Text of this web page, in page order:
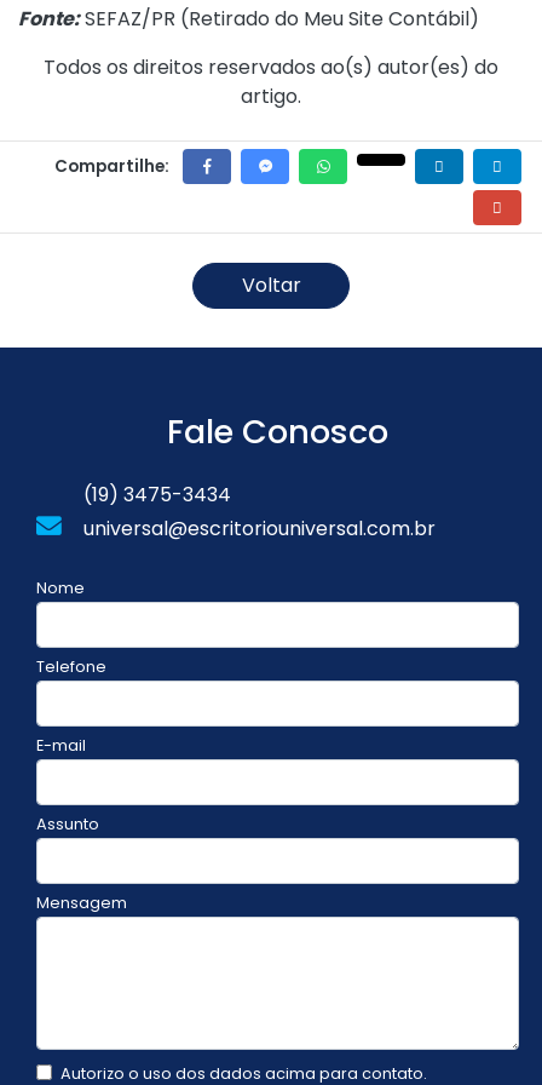
Fonte:SEFAZ/PR (Retirado do Meu Site Contábil)
Todos os direitos reservados ao(s) autor(es) do
artigo.
Compartilhe:
Voltar
Fale Conosco
(19) 3475-3434
universal@escritoriouniversal.com.br
Nome
Telefone
E-mail
Assunto
Mensagem
Autorizo o uso dos dados acima para contato.